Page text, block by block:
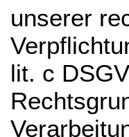
unserer
lit. c